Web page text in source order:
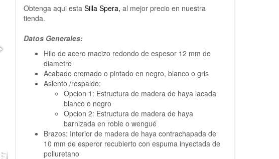
Obtenga aqui estaSilla Spera, al mejor precio en nuestra
tienda.
Datos Generales:
Hilo de acero macizo redondo de espesor 12 mm de
diametro
Acabado cromado o pintado en negro, blanco o gris
Asiento /respaldo:
Opcion 1: Estructura de madera de haya lacada
blanco o negro
Opcion 2: Estructura de madera de haya
barnizada en roble o wengué
Brazos: Interior de madera de haya contrachapada de
10 mm de esperor recubierto con espuma inyectada de
poliuretano